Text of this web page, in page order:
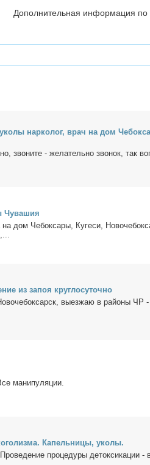
Дополнительная информация по
нар­ко­лог, врач на дом
зво­ни­те - же­ла­тель­но зво­нок, так
Чу­ва­шия
Че­бок­са­ры, Ку­ге­си,
из за­поя круг­ло­су­точ­но
вы­ез­жаю в рай­о­ны
ма­ни­пу­ля­ции.
Ка­пель­ни­цы, уко­лы.
про­це­ду­ры де­ток­си­ка­ции -